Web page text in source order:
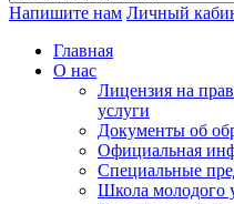
Напишите нам Личный
Главная
О нас
Лицензия на
услуги
Документы об
Официальная
Специальные
Школа молодого